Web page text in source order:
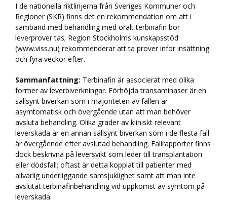
I de nationella riktlinjerna från Sveriges Kommuner och
Regioner (SKR) finns det en rekommendation om att i
samband med behandling med oralt terbinafin bör
leverprover tas; Region Stockholms kunskapsstöd
(www.viss.nu) rekommenderar att ta prover inför insättning
och fyra veckor efter.
Sammanfattning: Terbinafin är associerat med olika
former av leverbiverkningar. Förhöjda transaminaser är en
sällsynt biverkan som i majoriteten av fallen är
asymtomatisk och övergående utan att man behöver
avsluta behandling. Olika grader av kliniskt relevant
leverskada är en annan sällsynt biverkan som i de flesta fall
är övergående efter avslutad behandling. Fallrapporter finns
dock beskrivna på leversvikt som leder till transplantation
eller dödsfall; oftast är detta kopplat till patienter med
allvarlig underliggande samsjuklighet samt att man inte
avslutat terbinafinbehandling vid uppkomst av symtom på
leverskada.